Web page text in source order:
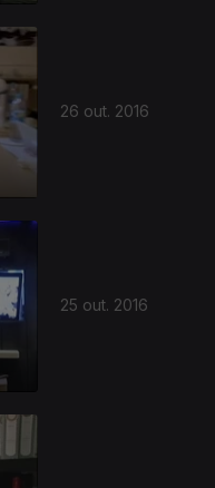
26 out. 2016
25 out. 2016